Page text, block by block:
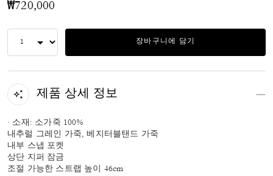
₩720,000
장바구니에 담기
제품 상세 정보
· 소재: 소가죽 100%
내추럴 그레인 가죽, 베지터블탠드 가죽
내부 스냅 포켓
상단 지퍼 잠금
조절 가능한 스트랩 높이 46cm